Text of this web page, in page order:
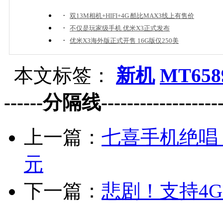
· 双13M相机+HIFI+4G 酷比MAX3线上有售价
· 不仅是玩家级手机 优米X3正式发布
· 优米X3海外版正式开售 16G版仅250美
本文标签： 新机
------分隔线
上一篇： 七喜手机绝唱
元
下一篇： 悲剧！支持